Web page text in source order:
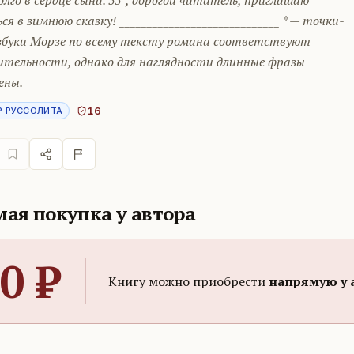
в зимнюю сказку! _____________________________ * — точки-
Морзе по всему тексту романа соответствуют
однако для наглядности длинные фразы
РУССОЛИТА 16
покупка у автора
₽ Книгу можно приобрести напрямую у